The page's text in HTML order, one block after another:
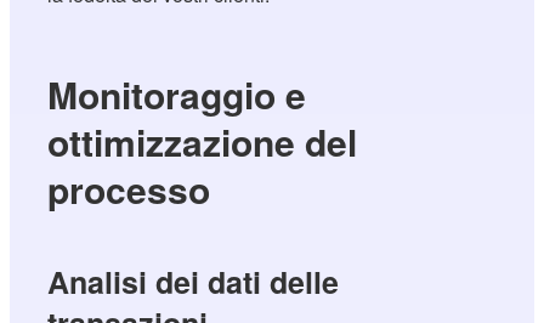
Monitoraggio e
ottimizzazione del
processo
Analisi dei dati delle